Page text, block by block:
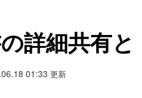
詳細共有
01:33 更新